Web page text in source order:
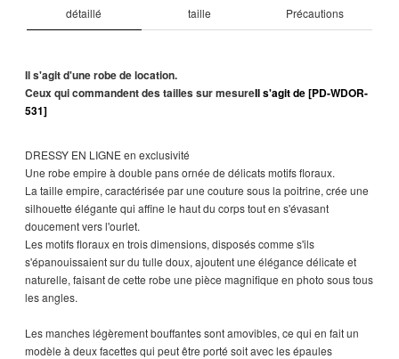
détaillé taille Précautions
Il s'agit d'une robe de location.
Ceux qui commandent des tailles sur mesureIl s'agit de [PD-WDOR-
531]
DRESSY EN LIGNE en exclusivité
Une robe empire à double pans ornée de délicats motifs floraux.
La taille empire, caractérisée par une couture sous la poitrine, crée une
silhouette élégante qui affine le haut du corps tout en s'évasant
doucement vers l'ourlet.
Les motifs floraux en trois dimensions, disposés comme s'ils
s'épanouissaient sur du tulle doux, ajoutent une élégance délicate et
naturelle, faisant de cette robe une pièce magnifique en photo sous tous
les angles.
Les manches légèrement bouffantes sont amovibles, ce qui en fait un
modèle à deux facettes qui peut être porté soit avec les épaules